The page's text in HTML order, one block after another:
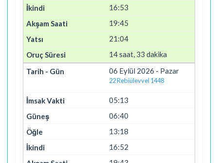
16:53
19:45
21:04
14 saat, 33 dakika
06 Eylül 2026 - Pazar
22 Rebiülevvel 1448
05:13
06:40
13:18
16:52